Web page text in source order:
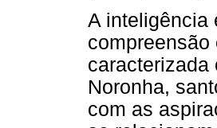
A inteligência
caracterizada
Noronha,
com as